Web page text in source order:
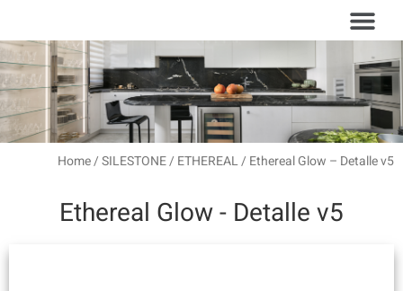
Home/SILESTONE/ ETHEREAL/ Ethereal Glow – Detalle v5
Ethereal Glow - Detalle v5